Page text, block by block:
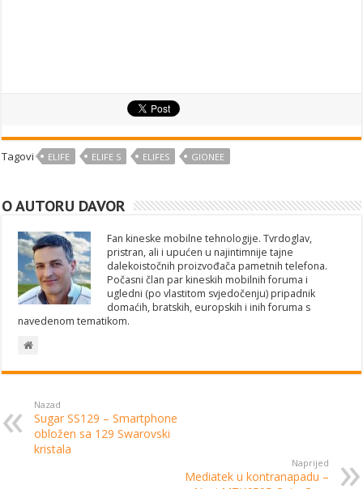
Tagovi ELIFE ELIFE S ELIFES GIONEE
O AUTORU DAVOR
Fan kineske mobilne tehnologije. Tvrdoglav,
pristran, ali i upućen u najintimnije tajne
dalekoistočnih proizvođača pametnih telefona.
Počasni član par kineskih mobilnih foruma i
ugledni (po vlastitom svjedočenju) pripadnik
domaćih, bratskih, europskih i inih foruma s
navedenom tematikom.
Nazad
Sugar SS129 – Smartphone
obložen sa 129 Swarovski
kristala
Naprijed
Mediatek u kontranapadu –